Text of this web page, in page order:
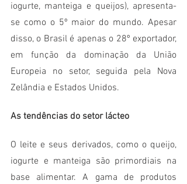
iogurte, manteiga e queijos), apresenta-
se como o 5º maior do mundo. Apesar
disso, o Brasil é apenas o 28º exportador,
em função da dominação da União
Europeia no setor, seguida pela Nova
Zelândia e Estados Unidos.
As tendências do setor lácteo
O leite e seus derivados, como o queijo,
iogurte e manteiga são primordiais na
base alimentar. A gama de produtos